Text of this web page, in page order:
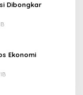
Dibongkar
Ekonomi